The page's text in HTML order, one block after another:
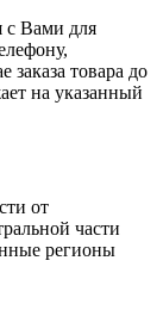
с Вами для
заказа товара до
на указанный
от
части
регионы